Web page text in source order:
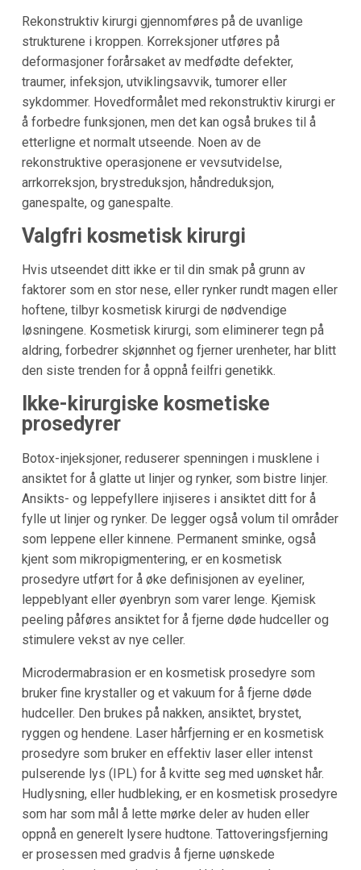
Rekonstruktiv kirurgi gjennomføres på de uvanlige
strukturene i kroppen. Korreksjoner utføres på
deformasjoner forårsaket av medfødte defekter,
traumer, infeksjon, utviklingsavvik, tumorer eller
sykdommer. Hovedformålet med rekonstruktiv kirurgi er
å forbedre funksjonen, men det kan også brukes til å
etterligne et normalt utseende. Noen av de
rekonstruktive operasjonene er vevsutvidelse,
arrkorreksjon, brystreduksjon, håndreduksjon,
ganespalte, og ganespalte.
Valgfri kosmetisk kirurgi
Hvis utseendet ditt ikke er til din smak på grunn av
faktorer som en stor nese, eller rynker rundt magen eller
hoftene, tilbyr kosmetisk kirurgi de nødvendige
løsningene. Kosmetisk kirurgi, som eliminerer tegn på
aldring, forbedrer skjønnhet og fjerner urenheter, har blitt
den siste trenden for å oppnå feilfri genetikk.
Ikke-kirurgiske kosmetiske
prosedyrer
Botox-injeksjoner, reduserer spenningen i musklene i
ansiktet for å glatte ut linjer og rynker, som bistre linjer.
Ansikts- og leppefyllere injiseres i ansiktet ditt for å
fylle ut linjer og rynker. De legger også volum til områder
som leppene eller kinnene. Permanent sminke, også
kjent som mikropigmentering, er en kosmetisk
prosedyre utført for å øke definisjonen av eyeliner,
leppeblyant eller øyenbryn som varer lenge. Kjemisk
peeling påføres ansiktet for å fjerne døde hudceller og
stimulere vekst av nye celler.
Microdermabrasion er en kosmetisk prosedyre som
bruker fine krystaller og et vakuum for å fjerne døde
hudceller. Den brukes på nakken, ansiktet, brystet,
ryggen og hendene. Laser hårfjerning er en kosmetisk
prosedyre som bruker en effektiv laser eller intenst
pulserende lys (IPL) for å kvitte seg med uønsket hår.
Hudlysning, eller hudbleking, er en kosmetisk prosedyre
som har som mål å lette mørke deler av huden eller
oppnå en generelt lysere hudtone. Tattoveringsfjerning
er prosessen med gradvis å fjerne uønskede